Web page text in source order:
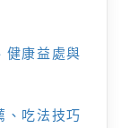
健康益處與
、吃法技巧